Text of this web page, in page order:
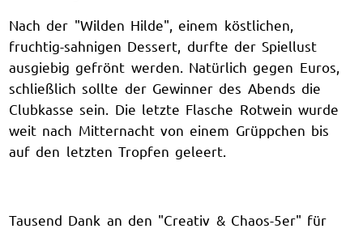
Nach der "Wilden Hilde", einem köstlichen,
fruchtig-sahnigen Dessert, durfte der Spiellust
ausgiebig gefrönt werden. Natürlich gegen Euros,
schließlich sollte der Gewinner des Abends die
Clubkasse sein. Die letzte Flasche Rotwein wurde
weit nach Mitternacht von einem Grüppchen bis
auf den letzten Tropfen geleert.
Tausend Dank an den "Creativ & Chaos-5er" für